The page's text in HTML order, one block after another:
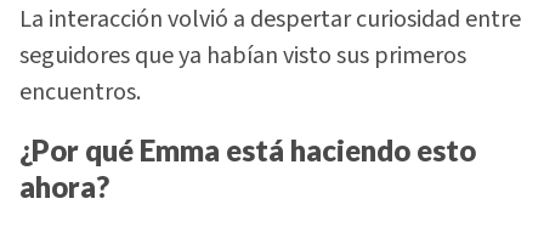
La interacción volvió a despertar curiosidad entre
seguidores que ya habían visto sus primeros
encuentros.
¿Por qué Emma está haciendo esto
ahora?